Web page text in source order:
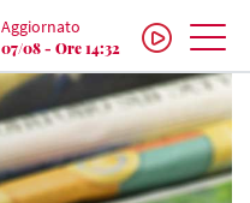
Aggiornato
07/08 - Ore 14:32